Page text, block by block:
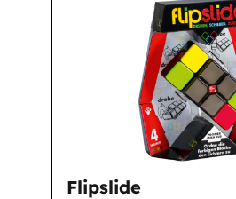
Flipslide